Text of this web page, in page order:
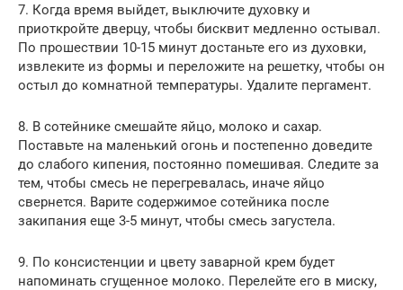
7. Когда время выйдет, выключите духовку и
приоткройте дверцу, чтобы бисквит медленно остывал.
По прошествии 10-15 минут достаньте его из духовки,
извлеките из формы и переложите на решетку, чтобы он
остыл до комнатной температуры. Удалите пергамент.
8. В сотейнике смешайте яйцо, молоко и сахар.
Поставьте на маленький огонь и постепенно доведите
до слабого кипения, постоянно помешивая. Следите за
тем, чтобы смесь не перегревалась, иначе яйцо
свернется. Варите содержимое сотейника после
закипания еще 3-5 минут, чтобы смесь загустела.
9. По консистенции и цвету заварной крем будет
напоминать сгущенное молоко. Перелейте его в миску,